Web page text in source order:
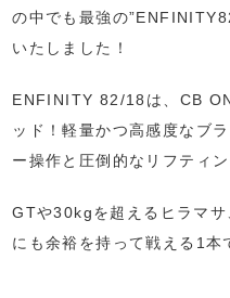
の中でも最強の
いたしました！
ENFINITY 82/18は、CB
ッド！軽量かつ高感度なブ
ー操作と圧倒的なリフティ
GTや30kgを超えるヒラマ
にも余裕を持って戦える1本